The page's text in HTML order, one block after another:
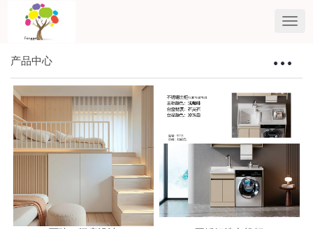
产品中心